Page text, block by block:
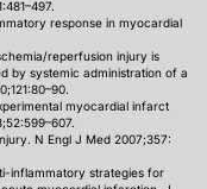
response in myocardial
reperfusion injury is
by systemic administration of a
myocardial infarct
N Engl J Med 2007;357:
inflammatory strategies for